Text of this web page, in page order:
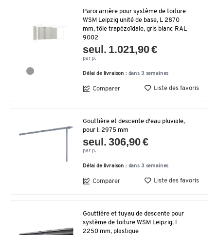
Paroi arrière pour système de toiture
WSM Leipzig unité de base, L 2870
mm, tôle trapézoïdale, gris blanc RAL
9002
seul. 1.021,90 €
par p.
Délai de livraison : dans 3 semaines
Comparer Liste des favoris
Gouttière et descente d'eau pluviale,
pour l. 2975 mm
seul. 306,90 €
par p.
Délai de livraison : dans 3 semaines
Comparer Liste des favoris
Gouttière et tuyau de descente pour
système de toiture WSM Leipzig, l
2250 mm, plastique